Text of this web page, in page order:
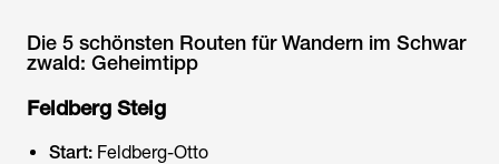
Die 5 schönsten Routen für Wandern im Schwar
zwald: Geheimtipp
Feldberg Steig
Start: Feldberg-Otto